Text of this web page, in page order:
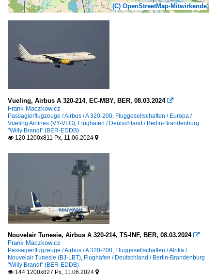
(C) OpenStreetMap-Mitwirkende
Vueling, Airbus A 320-214, EC-MBY, BER, 08.03.2024 
Frank Maczkowicz
Passagierflugzeuge / Airbus / A 320-200 Fluggesellschaften / Europa /
Vueling Airlines (VY-VLG) Flughäfen / Deutschland / Berlin-Brandenburg
"Willy Brandt" (BER-EDDB)
 120 1200x811 Px, 11.06.2024 
Nouvelair Tunesie, Airbus A 320-214, TS-INF, BER, 08.03.2024 
Frank Maczkowicz
Passagierflugzeuge / Airbus / A 320-200 Fluggesellschaften / Afrika /
Nouvelair Tunesie (BJ-LBT) Flughäfen / Deutschland / Berlin-Brandenburg
"Willy Brandt" (BER-EDDB)
 144 1200x827 Px, 11.06.2024 